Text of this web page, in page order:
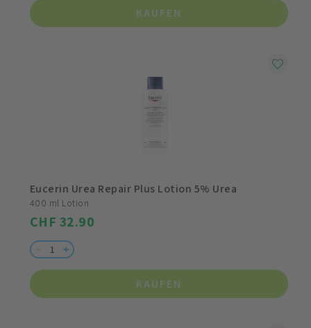
KAUFEN
Eucerin Urea Repair Plus Lotion 5% Urea
400 ml Lotion
CHF 32.90
KAUFEN